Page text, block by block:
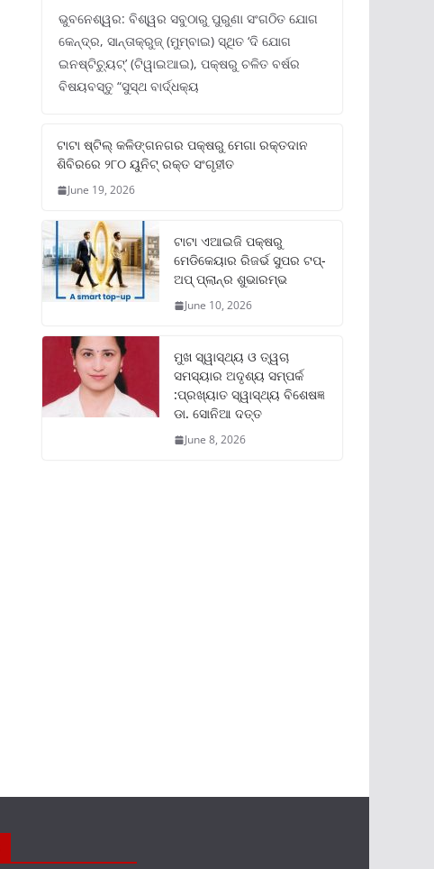
ଭୁବନେଶ୍ୱର: ବିଶ୍ୱର ସବୁଠାରୁ ପୁରୁଣା ସଂଗଠିତ ଯୋଗ
କେନ୍ଦ୍ର, ସାନ୍ତାକ୍ରୁଜ୍ (ମୁମ୍ବାଇ) ସ୍ଥିତ ‘ଦି ଯୋଗ
ଇନଷ୍ଟିଚ୍ୟୁଟ୍‌’ (ଟିୱାଇଆଇ), ପକ୍ଷରୁ ଚଳିତ ବର୍ଷର
ବିଷୟବସ୍ତୁ “ସୁସ୍ଥ ବାର୍ଦ୍ଧକ୍ୟ
ଟାଟା ଷ୍ଟିଲ୍‌ କଳିଙ୍ଗନଗର ପକ୍ଷରୁ ମେଗା ରକ୍ତଦାନ
ଶିବିରରେ ୨୮୦ ୟୁନିଟ୍‌ ରକ୍ତ ସଂଗୃହୀତ
June 19, 2026
ଟାଟା ଏଆଇଜି ପକ୍ଷରୁ
ମେଡିକେୟାର ରିଜର୍ଭ ସୁପର ଟପ୍‌-
ଅପ୍ ପ୍ଲାନ୍‌ର ଶୁଭାରମ୍ଭ
June 10, 2026
ମୁଖ ସ୍ୱାସ୍ଥ୍ୟ ଓ ତ୍ୱଚା
ସମସ୍ୟାର ଅଦୃଶ୍ୟ ସମ୍ପର୍କ
:ପ୍ରଖ୍ୟାତ ସ୍ୱାସ୍ଥ୍ୟ ବିଶେଷଜ୍ଞ
ଡା. ସୋନିଆ ଦତ୍ତ
June 8, 2026